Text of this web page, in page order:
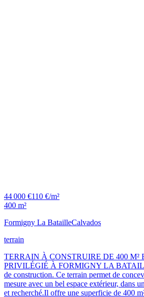
44 000 €110 €/m²
400 m²
Formigny La BatailleCalvados
terrain
TERRAIN À CONSTRUIRE DE 400 M²
PRIVILÉGIÉ À FORMIGNY LA
de construction. Ce terrain permet de
mesure avec un bel espace extérieur, dans
et recherché.Il offre une superficie de 400